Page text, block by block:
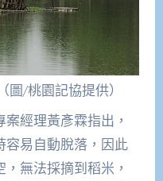
/桃園記協提供）
經理黃彥霖指出，
容易自動脫落，因此
無法採摘到稻米，